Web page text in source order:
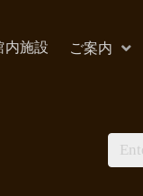
内施設 ご案内